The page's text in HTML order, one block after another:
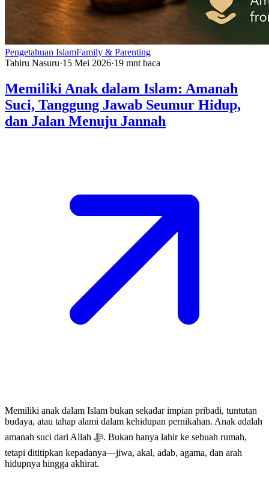
Pengetahuan IslamFamily & Parenting
Tahiru Nasuru·15 Mei 2026·19 mnt baca
Memiliki Anak dalam Islam: Amanah
Suci, Tanggung Jawab Seumur Hidup,
dan Jalan Menuju Jannah
Memiliki anak dalam Islam bukan sekadar impian pribadi, tuntutan
budaya, atau tahap alami dalam kehidupan pernikahan. Anak adalah
amanah suci dari Allah ﷻ. Bukan hanya lahir ke sebuah rumah,
tetapi dititipkan kepadanya—jiwa, akal, adab, agama, dan arah
hidupnya hingga akhirat.